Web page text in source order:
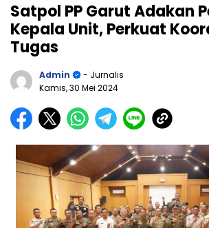
Satpol PP Garut Adakan
Kepala Unit, Perkuat
Tugas
Admin
- Jurnalis
Kamis, 30 Mei 2024